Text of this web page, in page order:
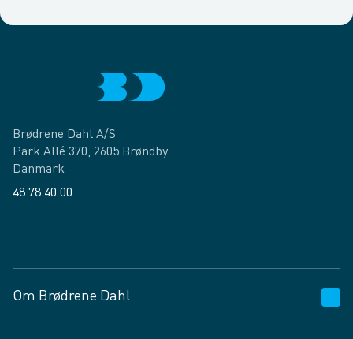
Brødrene Dahl A/S
Park Allé 370, 2605 Brøndby
Danmark
48 78 40 00
Om Brødrene Dahl